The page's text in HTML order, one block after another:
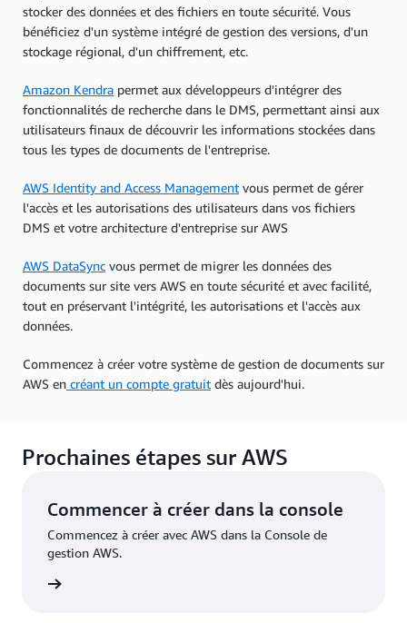
stocker des données et des fichiers en toute sécurité. Vous
bénéficiez d'un système intégré de gestion des versions, d'un
stockage régional, d'un chiffrement, etc.
Amazon Kendra permet aux développeurs d'intégrer des
fonctionnalités de recherche dans le DMS, permettant ainsi aux
utilisateurs finaux de découvrir les informations stockées dans
tous les types de documents de l'entreprise.
AWS Identity and Access Management vous permet de gérer
l'accès et les autorisations des utilisateurs dans vos fichiers
DMS et votre architecture d'entreprise sur AWS
AWS DataSync vous permet de migrer les données des
documents sur site vers AWS en toute sécurité et avec facilité,
tout en préservant l'intégrité, les autorisations et l'accès aux
données.
Commencez à créer votre système de gestion de documents sur
AWS en créant un compte gratuit dès aujourd'hui.
Prochaines étapes sur AWS
Commencer à créer dans la console
Commencez à créer avec AWS dans la Console de
gestion AWS.